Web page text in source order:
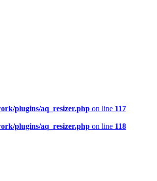
plugins/aq_resizer.php on line 117
plugins/aq_resizer.php on line 118